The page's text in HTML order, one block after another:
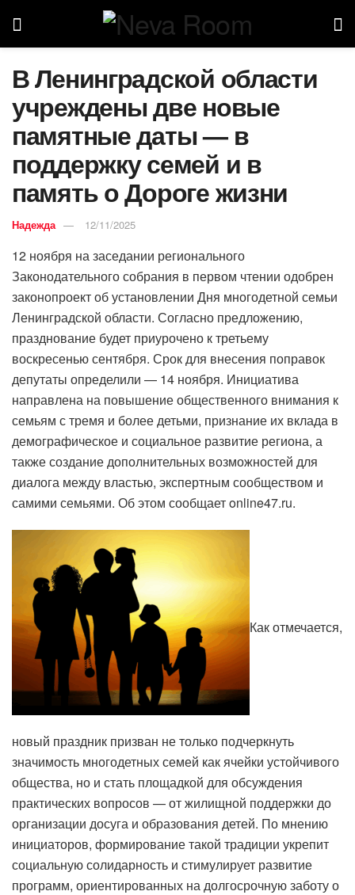
В Ленинградской области
учреждены две новые
памятные даты — в
поддержку семей и в
память о Дороге жизни
Надежда 12/11/2025
12 ноября на заседании регионального
Законодательного собрания в первом чтении одобрен
законопроект об установлении Дня многодетной семьи
Ленинградской области. Согласно предложению,
празднование будет приурочено к третьему
воскресенью сентября. Срок для внесения поправок
депутаты определили — 14 ноября. Инициатива
направлена на повышение общественного внимания к
семьям с тремя и более детьми, признание их вклада в
демографическое и социальное развитие региона, а
также создание дополнительных возможностей для
диалога между властью, экспертным сообществом и
самими семьями. Об этом сообщает online47.ru.
Как отмечается,
новый праздник призван не только подчеркнуть
значимость многодетных семей как ячейки устойчивого
общества, но и стать площадкой для обсуждения
практических вопросов — от жилищной поддержки до
организации досуга и образования детей. По мнению
инициаторов, формирование такой традиции укрепит
социальную солидарность и стимулирует развитие
программ, ориентированных на долгосрочную заботу о